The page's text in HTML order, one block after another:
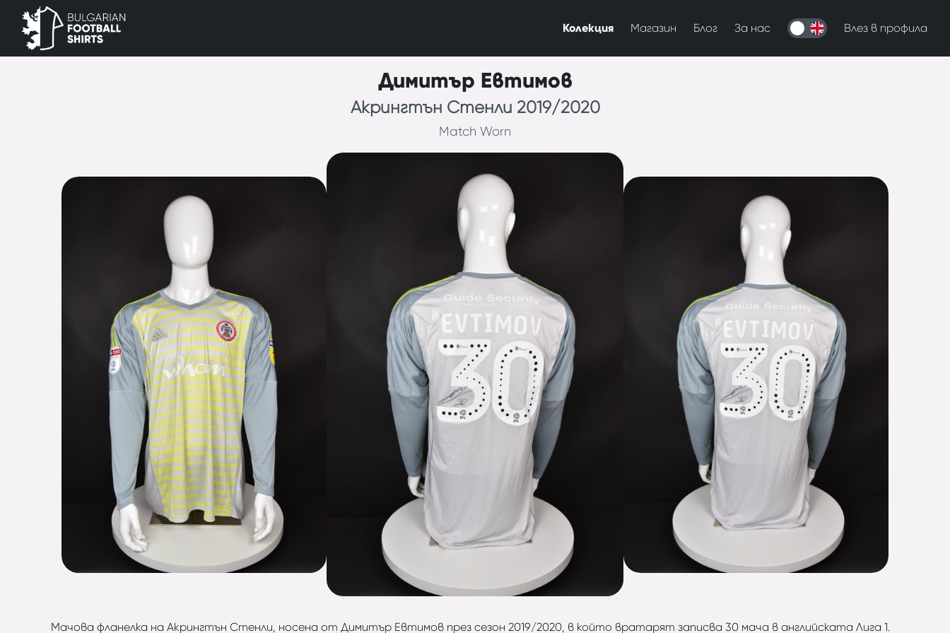
Колекция Магазин Блог За нас Влез в профила
Димитър Евтимов
Акрингтън Стенли 2019/2020
Match Worn
Мачова фланелка на Акрингтън Стенли, носена от Димитър Евтимов през сезон 2019/2020, в който вратарят записва 30 мача в английската Лига 1.